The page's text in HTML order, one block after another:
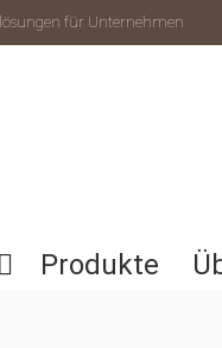
für Unternehmen
Produkte